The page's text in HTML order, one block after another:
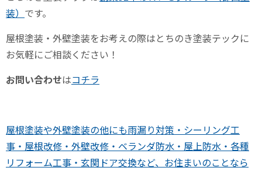
装） です。
屋根塗装・外壁塗装をお考えの際はとちのき塗装テックに
お気軽にご相談ください！
お問い合わせはコチラ
屋根塗装や外壁塗装の他にも雨漏り対策・シーリング工
事・屋根改修・外壁改修・ベランダ防水・屋上防水・各種
リフォーム工事・玄関ドア交換など、お住まいのことなら